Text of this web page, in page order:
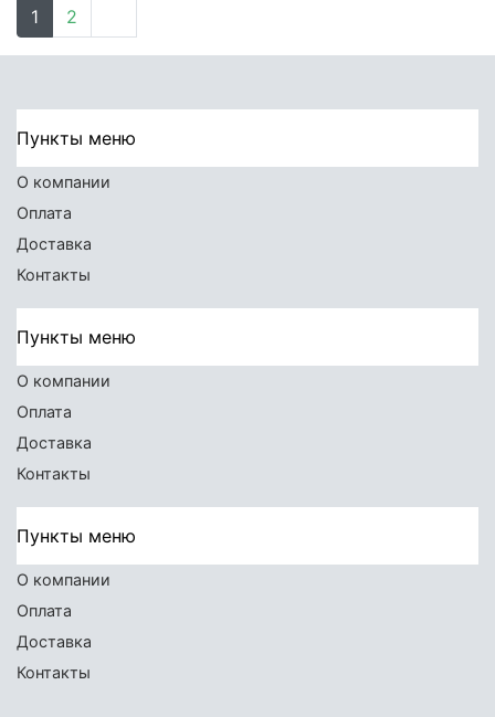
1 2
Пункты меню
О компании
Оплата
Доставка
Контакты
Пункты меню
О компании
Оплата
Доставка
Контакты
Пункты меню
О компании
Оплата
Доставка
Контакты